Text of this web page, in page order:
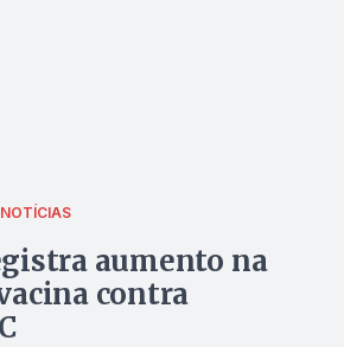
aumento na
contra